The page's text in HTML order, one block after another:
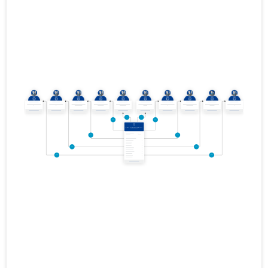
2011
01.01.2011–
31.12.2011
09.10.2012 Laadi alla
01.01.2010–
31.12.2010
09.10.2012